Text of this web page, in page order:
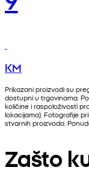
KM
Prikazani proizvodi su
dostupni u trgovinama.
količine i raspoloživosti
lokacijama). Fotografije
stvarnih proizvoda.
Zašto